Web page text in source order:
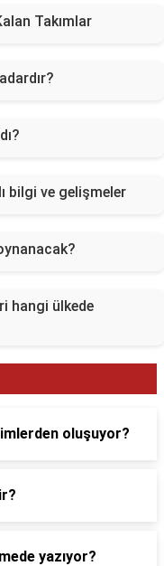
Takımlar
bilgi ve gelişmeler
hangi ülkede
oluşuyor?
yazıyor?